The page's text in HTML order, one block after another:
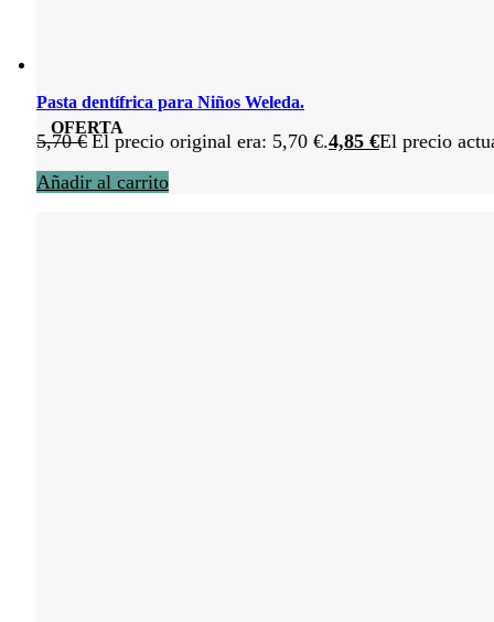
OFERTA
Pasta dentífrica para Niños Weleda.
5,70€ El precio original era: 5,70 €.4,85 €El precio
Añadir al carrito